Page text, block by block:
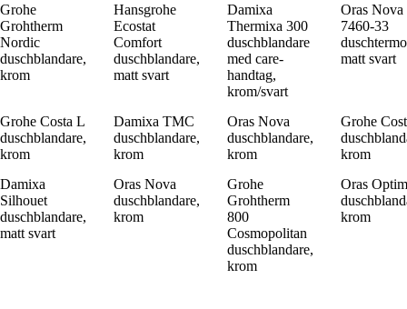
Grohe
Grohtherm
Nordic
duschblandare,
krom
Hansgrohe
Ecostat
Comfort
duschblandare,
matt svart
Damixa
Thermixa 300
duschblandare
med care-
handtag,
krom/svart
Oras Nova
7460-33
matt svart
Grohe Costa L
duschblandare,
krom
Damixa TMC
duschblandare,
krom
Oras Nova
duschblandare,
krom
Grohe
krom
Damixa
Silhouet
duschblandare,
matt svart
Oras Nova
duschblandare,
krom
Grohe
Grohtherm
800
Cosmopolitan
duschblandare,
krom
Oras
krom